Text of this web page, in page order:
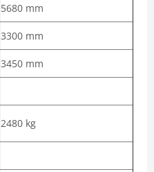
5680 mm
3300 mm
3450 mm
2480 kg